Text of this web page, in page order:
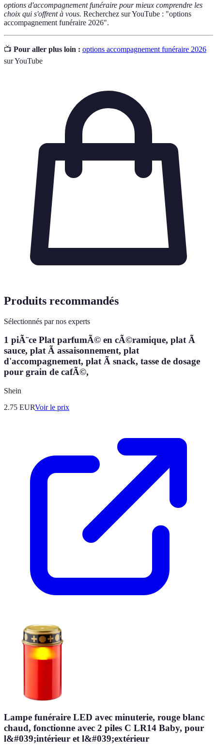
options d'accompagnement funéraire pour mieux comprendre les
choix qui s'offrent à vous. Recherchez sur YouTube : "options
accompagnement funéraire 2026".
📺 Pour aller plus loin : options accompagnement funéraire 2026
sur YouTube
Produits recommandés
Sélectionnés par nos experts
1 piÃ¨ce Plat parfumÃ© en cÃ©ramique, plat Ã
sauce, plat Ã assaisonnement, plat
d'accompagnement, plat Ã snack, tasse de dosage
pour grain de cafÃ©,
Shein
2.75 EURVoir le prix
Lampe funéraire LED avec minuterie, rouge blanc
chaud, fonctionne avec 2 piles C LR14 Baby, pour
l&#039;intérieur et l&#039;extérieur